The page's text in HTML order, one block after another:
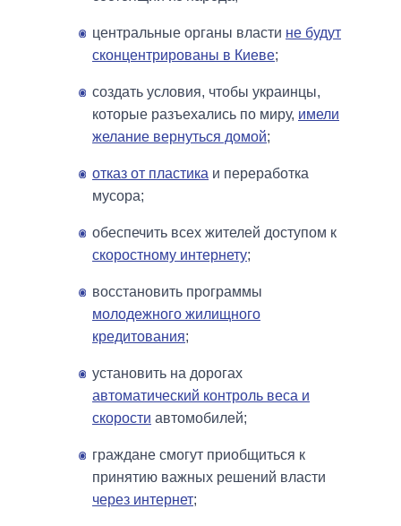
центральные органы власти не будут
сконцентрированы в Киеве;
создать условия, чтобы украинцы,
которые разъехались по миру, имели
желание вернуться домой;
отказ от пластика и переработка
мусора;
обеспечить всех жителей доступом к
скоростному интернету;
восстановить программы
молодежного жилищного
кредитования;
установить на дорогах
автоматический контроль веса и
скорости автомобилей;
граждане смогут приобщиться к
принятию важных решений власти
через интернет;